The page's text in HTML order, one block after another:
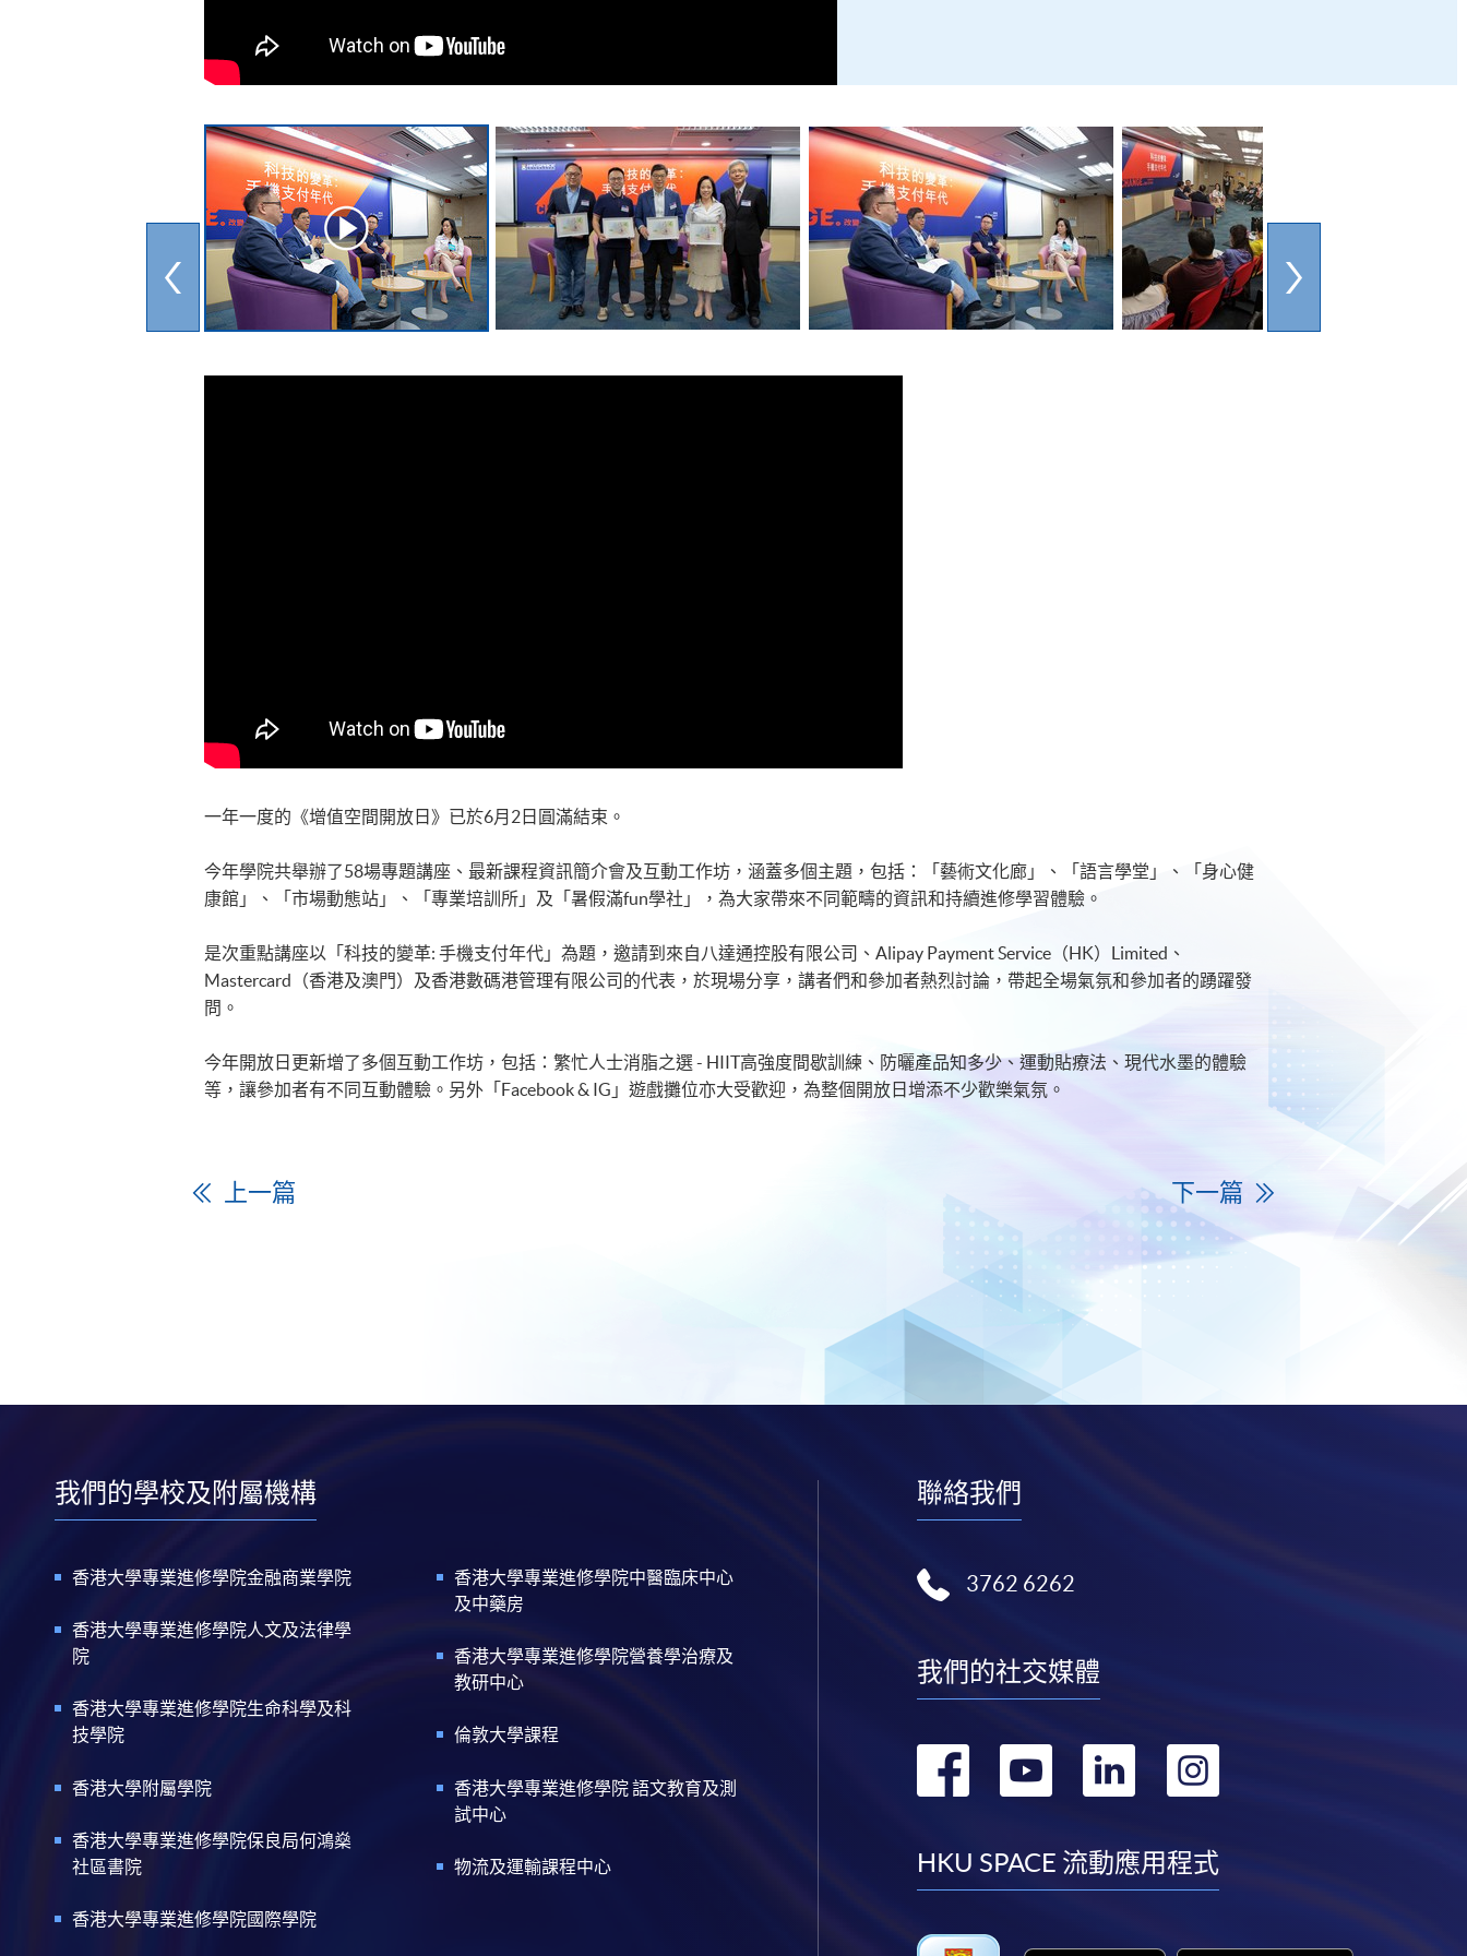
一年一度的《增值空間開放日》已於6月2日圓滿結束。
今年學院共舉辦了58場專題講座、最新課程資訊簡介會及互動工作坊，涵蓋多個主題，包括：「藝術文化廊」、「語言學堂」、「身心健
康館」、「市場動態站」、「專業培訓所」及「暑假滿fun學社」，為大家帶來不同範疇的資訊和持續進修學習體驗。
是次重點講座以「科技的變革: 手機支付年代」為題，邀請到來自八達通控股有限公司、Alipay Payment Service（HK）Limited、
Mastercard（香港及澳門）及香港數碼港管理有限公司的代表，於現場分享，講者們和參加者熱烈討論，帶起全場氣氛和參加者的踴躍發
問。
今年開放日更新增了多個互動工作坊，包括：繁忙人士消脂之選 - HIIT高強度間歇訓練、防曬產品知多少、運動貼療法、現代水墨的體驗
等，讓參加者有不同互動體驗。另外「Facebook & IG」遊戲攤位亦大受歡迎，為整個開放日增添不少歡樂氣氛。
上一篇 下一篇
我們的學校及附屬機構
香港大學專業進修學院金融商業學院
香港大學專業進修學院人文及法律學
院
香港大學專業進修學院生命科學及科
技學院
香港大學附屬學院
香港大學專業進修學院保良局何鴻燊
社區書院
香港大學專業進修學院國際學院
香港大學專業進修學院中醫臨床中心
及中藥房
香港大學專業進修學院營養學治療及
教研中心
倫敦大學課程
香港大學專業進修學院 語文教育及測
試中心
物流及運輸課程中心
聯絡我們
3762 6262
我們的社交媒體
轉
facebook
轉
youtube
轉
linkedin
轉
instagram
HKU SPACE 流動應用程式